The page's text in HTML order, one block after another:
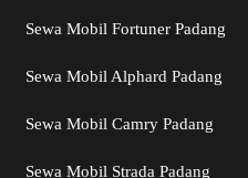
Sewa Mobil Fortuner Padang
Sewa Mobil Alphard Padang
Sewa Mobil Camry Padang
Sewa Mobil Strada Padang